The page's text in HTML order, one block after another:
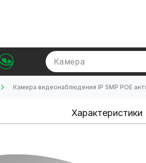
Камера
Камера видеонаблюдения IP 5MP POE
Характеристики